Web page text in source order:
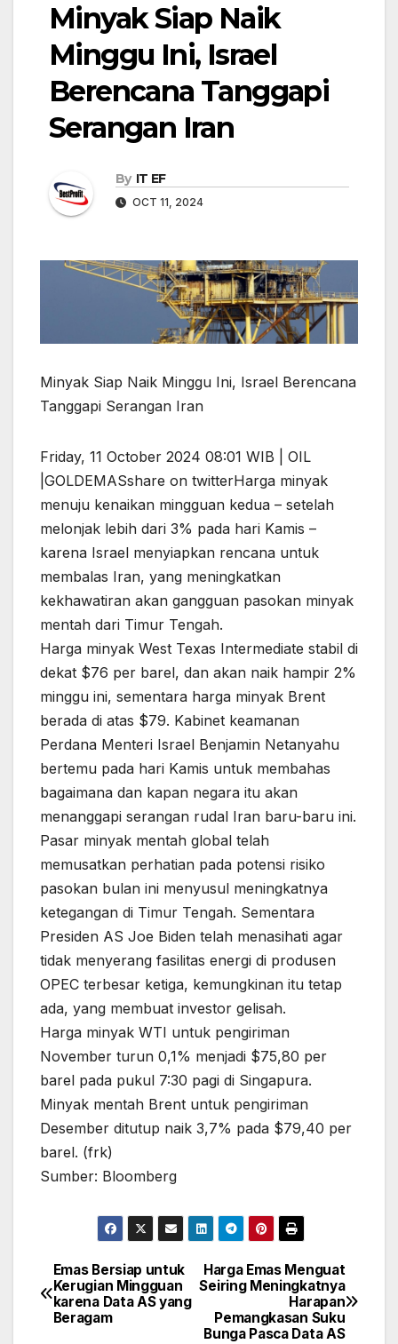
Minyak Siap Naik
Minggu Ini, Israel
Berencana Tanggapi
Serangan Iran
By IT EF
OCT 11, 2024
Minyak Siap Naik Minggu Ini, Israel Berencana
Tanggapi Serangan Iran
Friday, 11 October 2024 08:01 WIB | OIL
|GOLDEMASshare on twitterHarga minyak
menuju kenaikan mingguan kedua – setelah
melonjak lebih dari 3% pada hari Kamis –
karena Israel menyiapkan rencana untuk
membalas Iran, yang meningkatkan
kekhawatiran akan gangguan pasokan minyak
mentah dari Timur Tengah.
Harga minyak West Texas Intermediate stabil di
dekat $76 per barel, dan akan naik hampir 2%
minggu ini, sementara harga minyak Brent
berada di atas $79. Kabinet keamanan
Perdana Menteri Israel Benjamin Netanyahu
bertemu pada hari Kamis untuk membahas
bagaimana dan kapan negara itu akan
menanggapi serangan rudal Iran baru-baru ini.
Pasar minyak mentah global telah
memusatkan perhatian pada potensi risiko
pasokan bulan ini menyusul meningkatnya
ketegangan di Timur Tengah. Sementara
Presiden AS Joe Biden telah menasihati agar
tidak menyerang fasilitas energi di produsen
OPEC terbesar ketiga, kemungkinan itu tetap
ada, yang membuat investor gelisah.
Harga minyak WTI untuk pengiriman
November turun 0,1% menjadi $75,80 per
barel pada pukul 7:30 pagi di Singapura.
Minyak mentah Brent untuk pengiriman
Desember ditutup naik 3,7% pada $79,40 per
barel. (frk)
Sumber: Bloomberg
Post
navigation
Harga Emas Menguat
Seiring Meningkatnya
Harapan
Pemangkasan Suku
Bunga Pasca Data AS
Emas Bersiap untuk
Kerugian Mingguan
karena Data AS yang
Beragam